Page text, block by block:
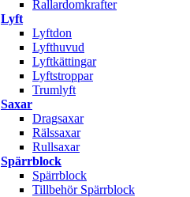
Rallardomkrafter
Lyft
Lyftdon
Lyfthuvud
Lyftkättingar
Lyftstroppar
Trumlyft
Saxar
Dragsaxar
Rälssaxar
Rullsaxar
Spärrblock
Spärrblock
Tillbehör Spärrblock